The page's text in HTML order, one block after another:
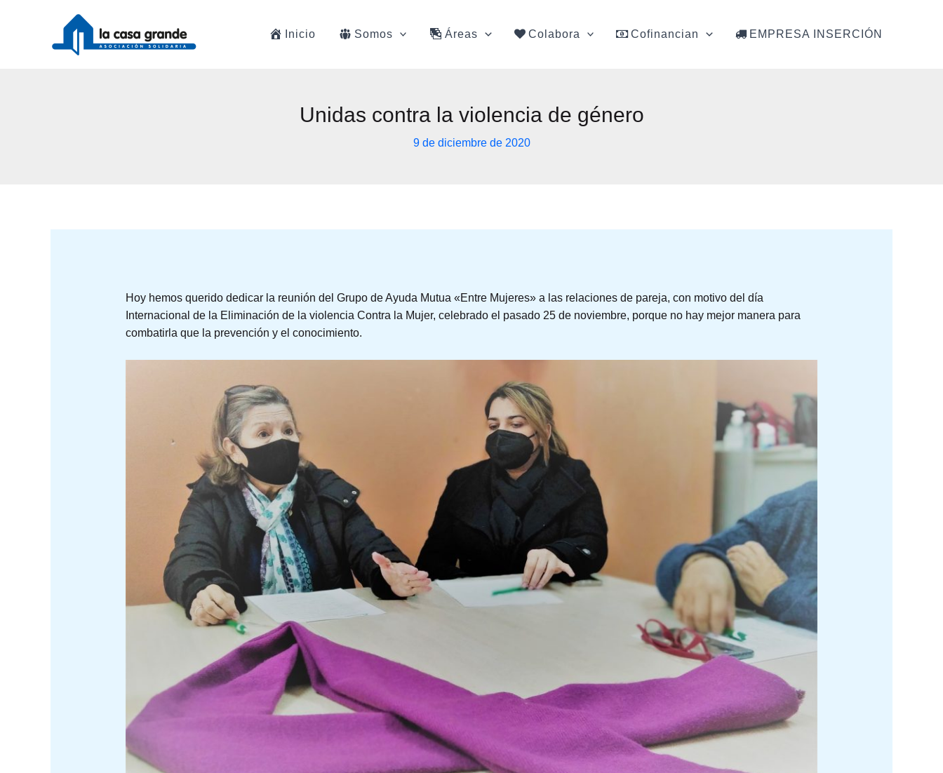
Inicio Somos Áreas Colabora Cofinancian EMPRESA INSERCIÓN
Unidas contra la violencia de género
9 de diciembre de 2020
Hoy hemos querido dedicar la reunión del Grupo de Ayuda Mutua «Entre Mujeres» a las relaciones de pareja, con motivo del día
Internacional de la Eliminación de la violencia Contra la Mujer, celebrado el pasado 25 de noviembre, porque no hay mejor manera para
combatirla que la prevención y el conocimiento.